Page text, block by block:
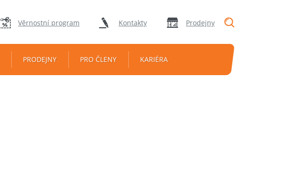
Věrnostní program Kontakty Prodejny
PRODEJNY PRO ČLENY KARIÉRA